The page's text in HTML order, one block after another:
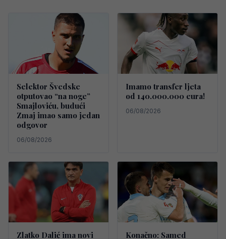
Selektor Švedske
otputovao “na noge”
Smajloviću, budući
Zmaj imao samo jedan
odgovor
06/08/2026
Imamo transfer ljeta
od 140.000.000 eura!
06/08/2026
Zlatko Dalić ima novi Konačno: Samed